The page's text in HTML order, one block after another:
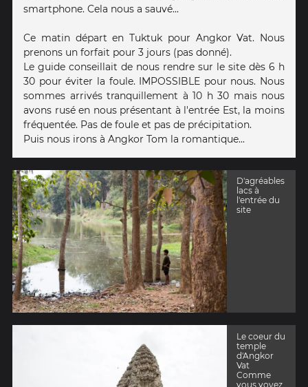
smartphone. Cela nous a sauvé...
Ce matin départ en Tuktuk pour Angkor Vat. Nous
prenons un forfait pour 3 jours (pas donné).
Le guide conseillait de nous rendre sur le site dès 6 h
30 pour éviter la foule. IMPOSSIBLE pour nous. Nous
sommes arrivés tranquillement à 10 h 30 mais nous
avons rusé en nous présentant à l'entrée Est, la moins
fréquentée. Pas de foule et pas de précipitation.
Puis nous irons à Angkor Tom la romantique...
D'agréables
lacs à
l'entrée du
site
Le coeur du
temple
d'Angkor
Vat
Comme
vous voyez,